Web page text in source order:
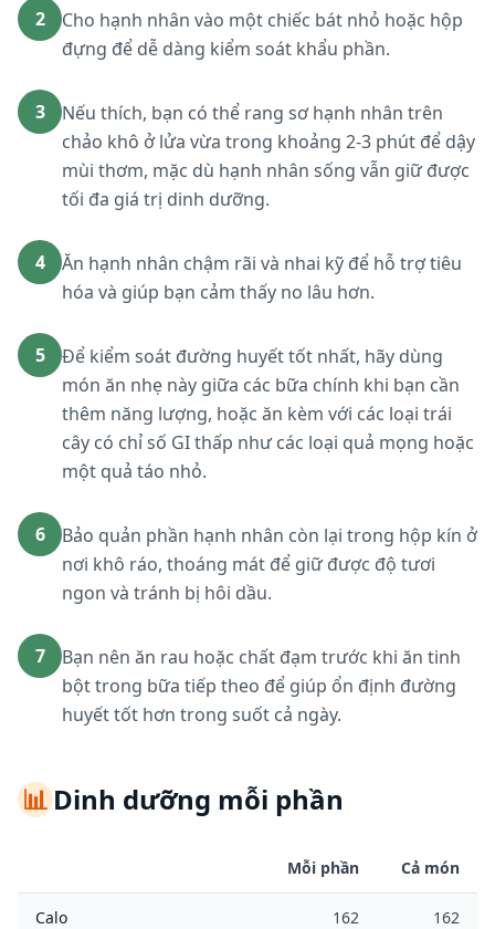
2
Cho hạnh nhân vào một chiếc bát nhỏ hoặc hộp
đựng để dễ dàng kiểm soát khẩu phần.
3
Nếu thích, bạn có thể rang sơ hạnh nhân trên
chảo khô ở lửa vừa trong khoảng 2-3 phút để dậy
mùi thơm, mặc dù hạnh nhân sống vẫn giữ được
tối đa giá trị dinh dưỡng.
4
Ăn hạnh nhân chậm rãi và nhai kỹ để hỗ trợ tiêu
hóa và giúp bạn cảm thấy no lâu hơn.
5
Để kiểm soát đường huyết tốt nhất, hãy dùng
món ăn nhẹ này giữa các bữa chính khi bạn cần
thêm năng lượng, hoặc ăn kèm với các loại trái
cây có chỉ số GI thấp như các loại quả mọng hoặc
một quả táo nhỏ.
6
Bảo quản phần hạnh nhân còn lại trong hộp kín ở
nơi khô ráo, thoáng mát để giữ được độ tươi
ngon và tránh bị hôi dầu.
7
Bạn nên ăn rau hoặc chất đạm trước khi ăn tinh
bột trong bữa tiếp theo để giúp ổn định đường
huyết tốt hơn trong suốt cả ngày.
📊Dinh dưỡng mỗi phần
Mỗi phần Cả món
Calo 162 162